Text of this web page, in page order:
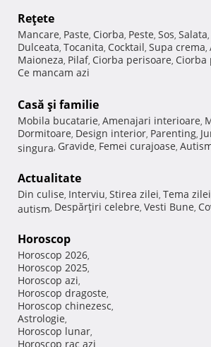
Reţete
Mancare, Paste, Ciorba, Peste, Sos, Salata,
Dulceata, Tocanita, Cocktail, Supa crema,
Maioneza, Pilaf, Ciorba perisoare, Ciorba
Ce mancam azi
Casă şi familie
Mobila bucatarie, Amenajari interioare,
Dormitoare, Design interior, Parenting,
singura, Gravide, Femei curajoase,
Actualitate
Din culise, Interviu, Stirea zilei, Tema zilei
autism, Despărţiri celebre, Vesti Bune,
Horoscop
Horoscop 2026,
Horoscop 2025,
Horoscop azi,
Horoscop dragoste,
Horoscop chinezesc,
Astrologie,
Horoscop lunar,
Horoscop rac azi